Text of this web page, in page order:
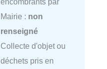
Mairie : non
renseigné
Collecte d'objet ou
déchets pris en